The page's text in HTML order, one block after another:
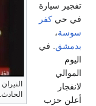
الحادث.
تفجير سيارة
في حي كفر
سوسة،
بدمشق. في
اليوم
الموالي
لانفجار
أعلن حزب